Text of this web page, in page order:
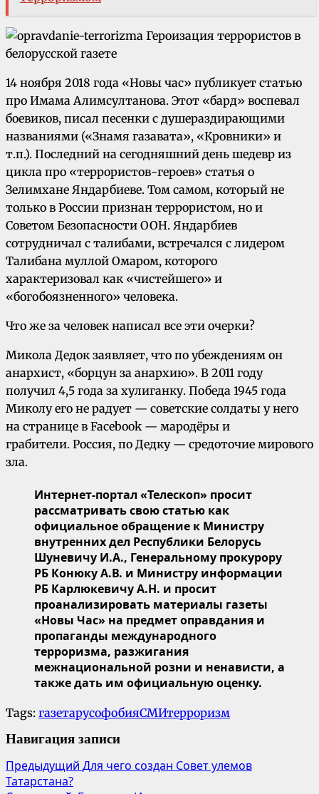
14 ноября 2018 года «Новы час» публикует статью
про Имама Алимсултанова. Этот «бард» воспевал
боевиков, писал песенки с душераздирающими
названиями («Знамя газавата», «Кровники» и
т.п.). Последний на сегодняшний день шедевр из
цикла про «террористов-героев» статья о
Зелимхане Яндарбиеве. Том самом, который не
только в России признан террористом, но и
Советом Безопасности ООН. Яндарбиев
сотрудничал с талибами, встречался с лидером
Талибана муллой Омаром, которого
характеризовал как «чистейшего» и
«богобоязненного» человека.
Что же за человек написал все эти очерки?
Микола Дедок заявляет, что по убеждениям он
анархист, «борцун за анархию». В 2011 году
получил 4,5 года за хулиганку. Победа 1945 года
Миколу его не радует — советские солдаты у него
на странице в Facebook — мародёры и
грабители. Россия, по Дедку — средоточие мирового
зла.
Интернет-портал «Телескоп» просит
рассматривать свою статью как
официальное обращение к Министру
внутренних дел Республики Белорусь
Шуневичу И.А., Генеральному прокурору
РБ Конюку А.В. и Министру информации
РБ Карлюкевичу А.Н. и просит
проанализировать материалы газеты
«Новы Час» на предмет оправдания и
пропаганды международного
терроризма, разжигания
межнациональной розни и ненависти, а
также дать им официальную оценку.
Tags: газетарусофобияСМИтерроризм
Навигация записи
Предыдущий Для чего создан Совет улемов
Татарстана?